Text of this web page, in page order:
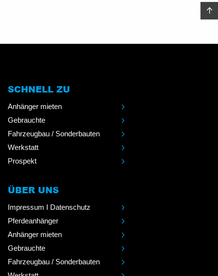
SCHNELL ZU
Anhänger mieten
Gebrauchte
Fahrzeugbau / Sonderbauten
Werkstatt
Prospekt
ÜBER UNS
Impressum I Datenschutz
Pferdeanhänger
Anhänger mieten
Gebrauchte
Fahrzeugbau / Sonderbauten